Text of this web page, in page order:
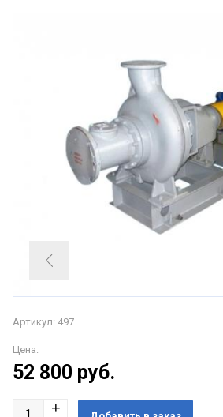
Артикул: 497
Цена:
52 800 руб.